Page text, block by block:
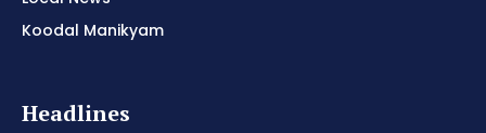
Koodal Manikyam
Headlines